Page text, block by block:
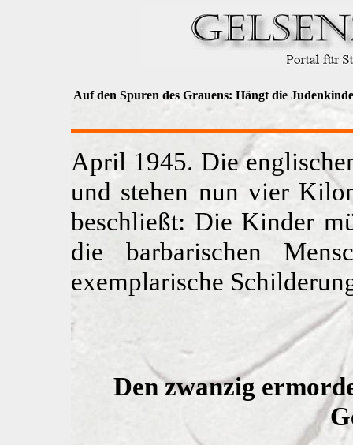
Auf den Spuren des Grauens: Hängt die
April 1945. Die
und stehen nun vier
beschließt: Die Kinder
die barbarischen
exemplarische
Den zwanzig